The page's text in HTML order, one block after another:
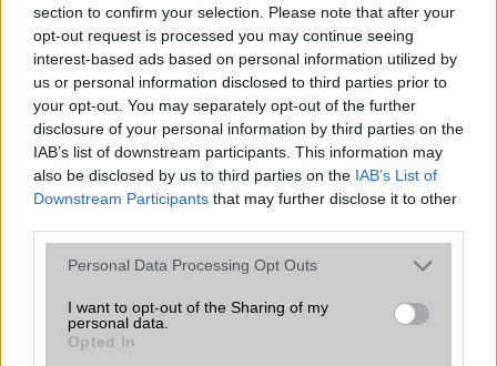
section to confirm your selection. Please note that after your
opt-out request is processed you may continue seeing
interest-based ads based on personal information utilized by
us or personal information disclosed to third parties prior to
your opt-out. You may separately opt-out of the further
disclosure of your personal information by third parties on the
IAB’s list of downstream participants. This information may
also be disclosed by us to third parties on the IAB’s List of
Downstream Participants that may further disclose it to other
Please note that this website/app uses one or more Google
not limited to your visit or usage behaviour. You may click to
grant or deny consent to Google and its third-party tags to
use your data for below specified purposes in below Google
Personal Data Processing Opt Outs
I want to opt-out of the Sharing of my
personal data.
Opted In
112.000 Ft (új)
Samsung Galaxy S26 Ultra
350.000 Ft (új)